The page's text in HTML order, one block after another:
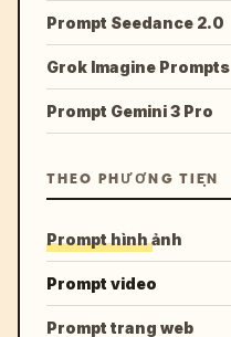
Prompt Seedance 2.0
Grok Imagine Prompts
Prompt Gemini 3 Pro
THEO PHƯƠNG TIỆN
Prompt hình ảnh
Prompt video
Prompt trang web